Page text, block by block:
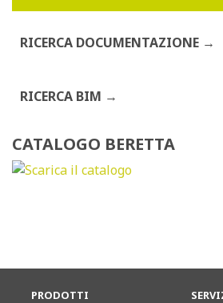
RICERCA DOCUMENTAZIONE
RICERCA BIM
CATALOGO BERETTA
PRODOTTI